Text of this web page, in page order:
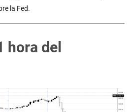
la Fed.
hora del